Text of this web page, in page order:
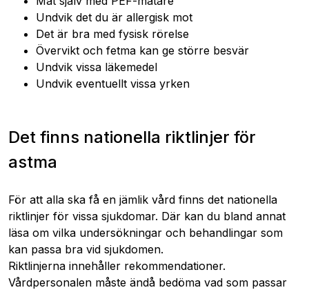
Undvik det du är allergisk mot
Det är bra med fysisk rörelse
Övervikt och fetma kan ge större besvär
Undvik vissa läkemedel
Undvik eventuellt vissa yrken
Det finns nationella riktlinjer för
astma
För att alla ska få en jämlik vård finns det nationella
riktlinjer för vissa sjukdomar. Där kan du bland annat
läsa om vilka undersökningar och behandlingar som
kan passa bra vid sjukdomen.
Riktlinjerna innehåller rekommendationer.
Vårdpersonalen måste ändå bedöma vad som passar